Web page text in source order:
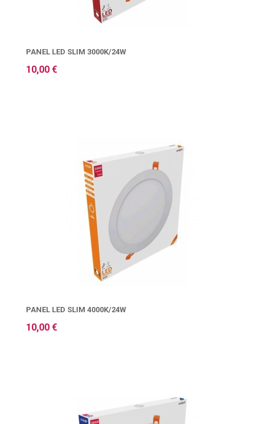
PANEL LED SLIM 3000K/24W
10,00 €
PANEL LED SLIM 4000K/24W
10,00 €